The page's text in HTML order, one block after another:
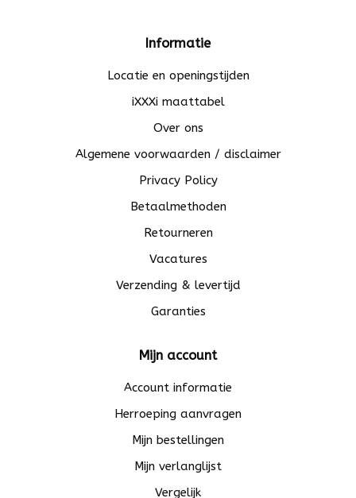
Informatie
Locatie en openingstijden
iXXXi maattabel
Over ons
Algemene voorwaarden / disclaimer
Privacy Policy
Betaalmethoden
Retourneren
Vacatures
Verzending & levertijd
Garanties
Mijn account
Account informatie
Herroeping aanvragen
Mijn bestellingen
Mijn verlanglijst
Vergelijk